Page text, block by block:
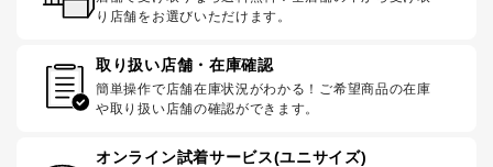
り店舗をお選びいただけます。
取り扱い店舗・在庫確認
簡単操作で店舗在庫状況がわかる！ご希望商品の在庫
や取り扱い店舗の確認ができます。
オンライン試着サービス(ユニサイズ)